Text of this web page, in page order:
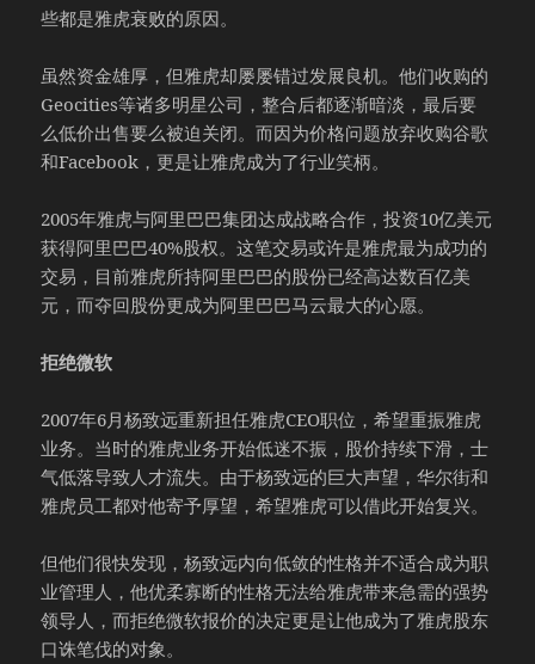
些都是雅虎衰败的原因。
虽然资金雄厚，但雅虎却屡屡错过发展良机。他们收购的
Geocities等诸多明星公司，整合后都逐渐暗淡，最后要
么低价出售要么被迫关闭。而因为价格问题放弃收购谷歌
和Facebook，更是让雅虎成为了行业笑柄。
2005年雅虎与阿里巴巴集团达成战略合作，投资10亿美元
获得阿里巴巴40%股权。这笔交易或许是雅虎最为成功的
交易，目前雅虎所持阿里巴巴的股份已经高达数百亿美
元，而夺回股份更成为阿里巴巴马云最大的心愿。
拒绝微软
2007年6月杨致远重新担任雅虎CEO职位，希望重振雅虎
业务。当时的雅虎业务开始低迷不振，股价持续下滑，士
气低落导致人才流失。由于杨致远的巨大声望，华尔街和
雅虎员工都对他寄予厚望，希望雅虎可以借此开始复兴。
但他们很快发现，杨致远内向低敛的性格并不适合成为职
业管理人，他优柔寡断的性格无法给雅虎带来急需的强势
领导人，而拒绝微软报价的决定更是让他成为了雅虎股东
口诛笔伐的对象。